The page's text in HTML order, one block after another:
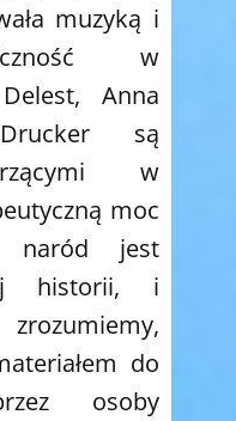
muzyką i
w
Anna
są
w
moc
naród jest
historii, i
do
osoby